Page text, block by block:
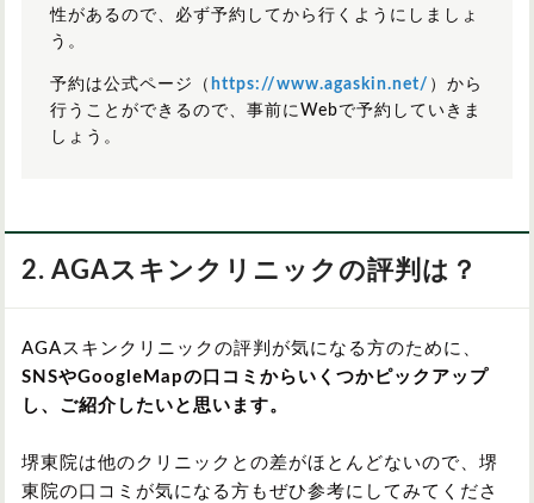
性があるので、必ず予約してから行くようにしましょ
う。
予約は公式ページ（ https://www.agaskin.net/ ）から
行うことができるので、事前にWebで予約していきま
しょう。
2. AGAスキンクリニックの評判は？
AGAスキンクリニックの評判が気になる方のために、
SNSやGoogleMapの口コミからいくつかピックアップ
し、ご紹介したいと思います。
堺東院は他のクリニックとの差がほとんどないので、堺
東院の口コミが気になる方もぜひ参考にしてみてくださ